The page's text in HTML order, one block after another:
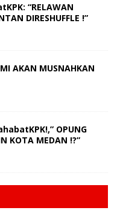
“RELAWAN
DIRESHUFFLE !”
AKAN MUSNAHKAN
OPUNG
KOTA MEDAN !?”